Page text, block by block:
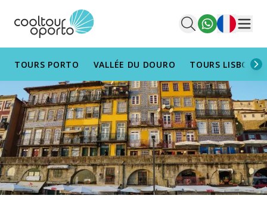
Français
TOURS PORTO VALLÉE DU DOURO TOURS